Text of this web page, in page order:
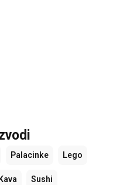
Palacinke Lego
Kava Sushi